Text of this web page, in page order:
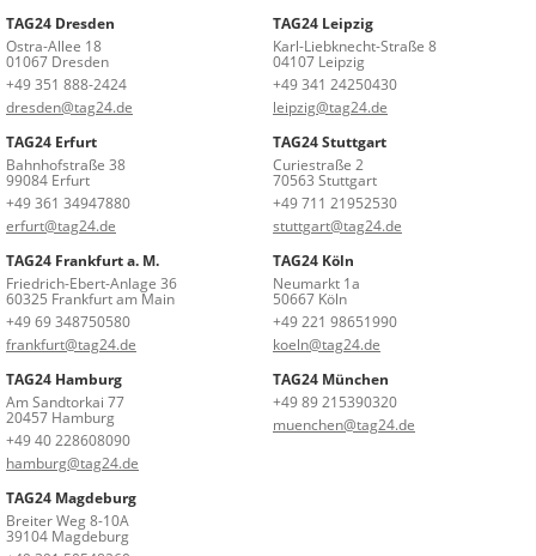
TAG24 Dresden
Ostra-Allee 18
01067 Dresden
+49 351 888-2424
dresden@tag24.de
TAG24 Leipzig
Karl-Liebknecht-Straße 8
04107 Leipzig
+49 341 24250430
leipzig@tag24.de
TAG24 Erfurt
Bahnhofstraße 38
99084 Erfurt
+49 361 34947880
erfurt@tag24.de
TAG24 Stuttgart
Curiestraße 2
70563 Stuttgart
+49 711 21952530
stuttgart@tag24.de
TAG24 Frankfurt a. M.
Friedrich-Ebert-Anlage 36
60325 Frankfurt am Main
+49 69 348750580
frankfurt@tag24.de
TAG24 Köln
Neumarkt 1a
50667 Köln
+49 221 98651990
koeln@tag24.de
TAG24 Hamburg
Am Sandtorkai 77
20457 Hamburg
+49 40 228608090
hamburg@tag24.de
TAG24 München
+49 89 215390320
muenchen@tag24.de
TAG24 Magdeburg
Breiter Weg 8-10A
39104 Magdeburg